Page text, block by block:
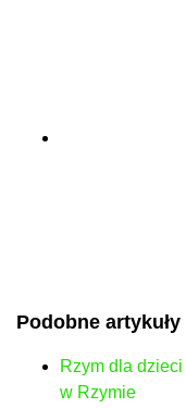
Podobne artykuły
Rzym dla
w Rzymie